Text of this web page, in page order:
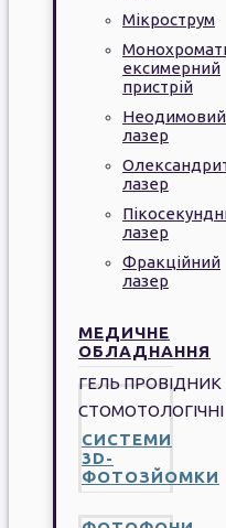
Мікрострум
ексимерний
пристрій
Неодимовий
лазер
лазер
лазер
Фракційний
лазер
МЕДИЧНЕ
ОБЛАДНАННЯ
ГЕЛЬ ПРОВІДНИК
СИСТЕМИ
3D-
ФОТОЗЙОМКИ